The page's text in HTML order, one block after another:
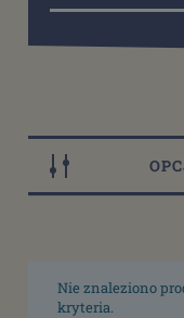
Nie znaleziono
kryteria.